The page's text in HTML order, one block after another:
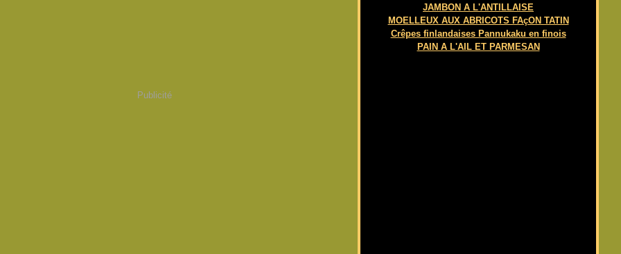
Publicité
JAMBON A L'ANTILLAISE
MOELLEUX AUX ABRICOTS FAçON TATIN
Crêpes finlandaises Pannukaku en finois
PAIN A L'AIL ET PARMESAN